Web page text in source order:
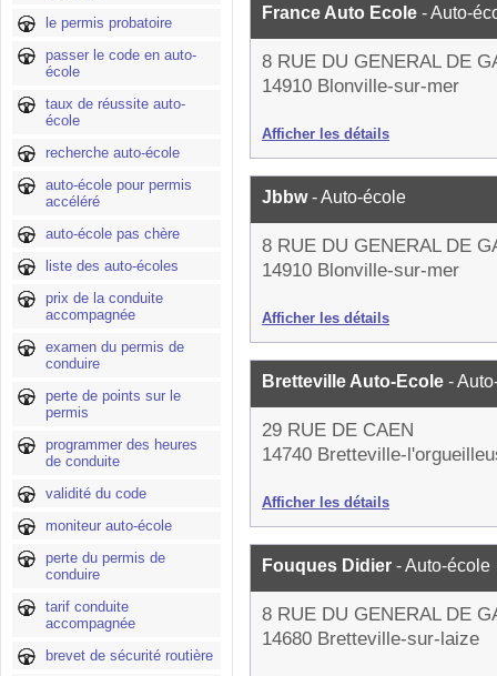
le permis probatoire
passer le code en auto-
école
taux de réussite auto-
école
recherche auto-école
auto-école pour permis
accéléré
auto-école pas chère
liste des auto-écoles
prix de la conduite
accompagnée
examen du permis de
conduire
perte de points sur le
permis
programmer des heures
de conduite
validité du code
moniteur auto-école
perte du permis de
conduire
tarif conduite
accompagnée
brevet de sécurité routière
France Auto Ecole - Auto-
8 RUE DU GENERAL DE
14910 Blonville-sur-mer
Afficher les détails
Jbbw- Auto-école
8 RUE DU GENERAL DE
14910 Blonville-sur-mer
Afficher les détails
Bretteville Auto-Ecole -
29 RUE DE CAEN
14740 Bretteville-
Afficher les détails
Fouques Didier - Auto-école
8 RUE DU GENERAL DE
14680 Bretteville-sur-laize